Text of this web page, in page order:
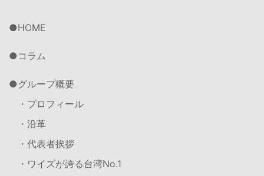
HOME
コラム
グループ概要
・プロフィール
・沿革
・代表者挨拶
・ワイズが誇る台湾No.1